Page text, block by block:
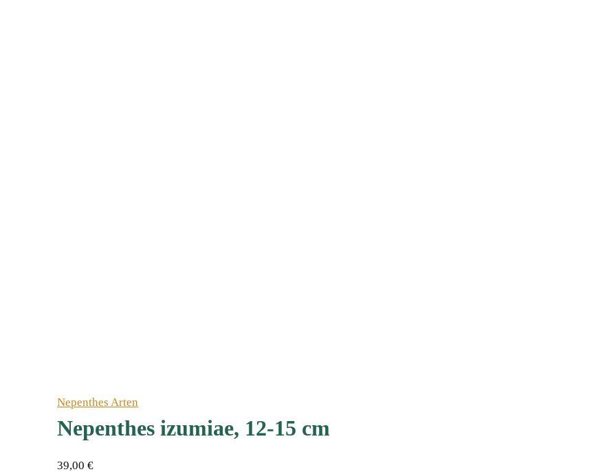
Nepenthes Arten
Nepenthes izumiae, 12-15 cm
39,00 €